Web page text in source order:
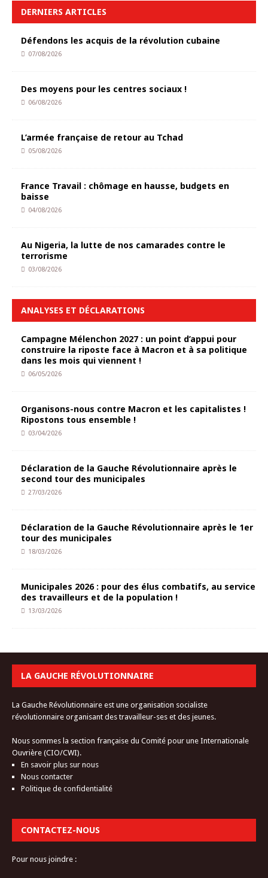
DERNIERS ARTICLES
Défendons les acquis de la révolution cubaine
07/08/2026
Des moyens pour les centres sociaux !
06/08/2026
L’armée française de retour au Tchad
05/08/2026
France Travail : chômage en hausse, budgets en
baisse
04/08/2026
Au Nigeria, la lutte de nos camarades contre le
terrorisme
03/08/2026
ANALYSES ET DÉCLARATIONS
Campagne Mélenchon 2027 : un point d’appui pour
construire la riposte face à Macron et à sa politique
dans les mois qui viennent !
06/05/2026
Organisons-nous contre Macron et les capitalistes !
Ripostons tous ensemble !
03/04/2026
Déclaration de la Gauche Révolutionnaire après le
second tour des municipales
27/03/2026
Déclaration de la Gauche Révolutionnaire après le 1er
tour des municipales
18/03/2026
Municipales 2026 : pour des élus combatifs, au service
des travailleurs et de la population !
13/03/2026
LA GAUCHE RÉVOLUTIONNAIRE
La Gauche Révolutionnaire est une organisation socialiste
révolutionnaire organisant des travailleur-ses et des jeunes.
Nous sommes la section française du Comité pour une Internationale
Ouvrière (CIO/CWI).
En savoir plus sur nous
Nous contacter
Politique de confidentialité
CONTACTEZ-NOUS
Pour nous joindre :